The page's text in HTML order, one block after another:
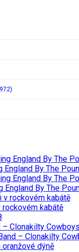
England By The
England By The
England By The
England By The
v rockovém kabátě
kabátě
– Clonakilty
– Clonakilty
dýně